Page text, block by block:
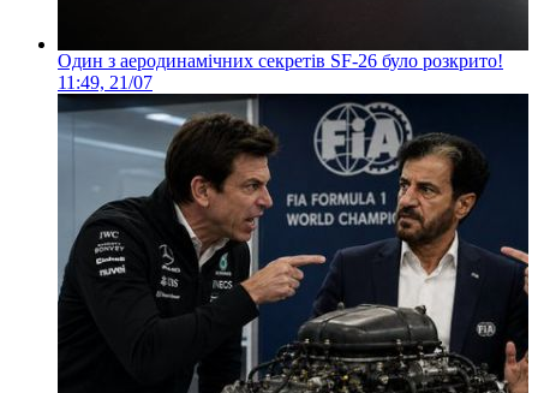
Один з аеродинамічних секретів SF-26 було розкрито!
11:49, 21/07